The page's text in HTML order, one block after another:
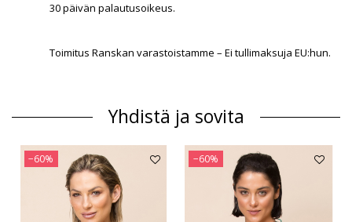
30 päivän palautusoikeus.
Toimitus Ranskan varastoistamme – Ei tullimaksuja EU:hun.
Yhdistä ja sovita
−60% −60%